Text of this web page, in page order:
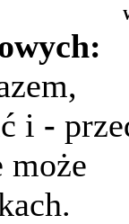
i -
może